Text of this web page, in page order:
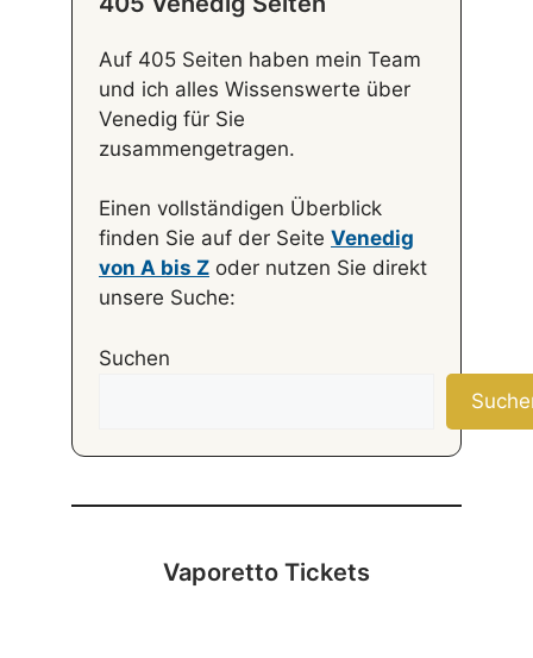
Auf 405 Seiten haben mein Team
und ich alles Wissenswerte über
Venedig für Sie
zusammengetragen.
Einen vollständigen Überblick
finden Sie auf der Seite Venedig
von A bis Z oder nutzen Sie direkt
unsere Suche:
Suchen
Vaporetto Tickets